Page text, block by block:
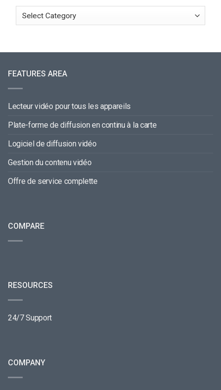
FEATURES AREA
Lecteur vidéo pour tous les appareils
Plate-forme de diffusion en continu à la carte
Logiciel de diffusion vidéo
Gestion du contenu vidéo
Offre de service complette
COMPARE
RESOURCES
24/7 Support
COMPANY